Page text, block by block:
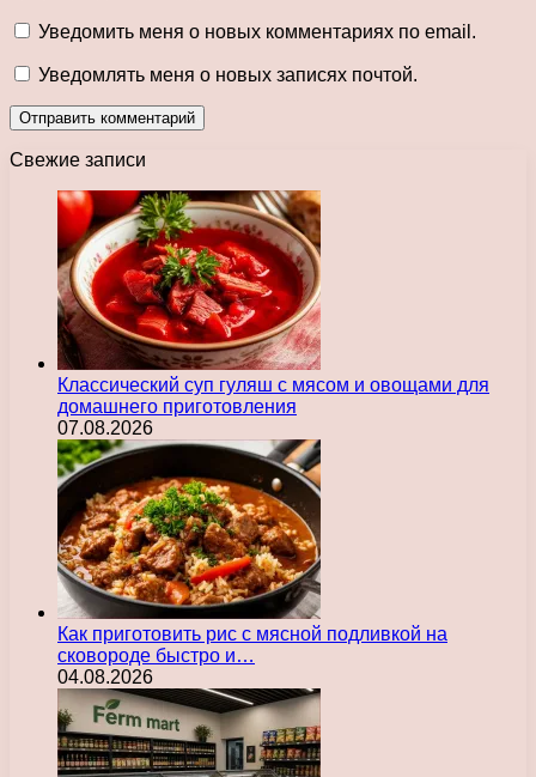
Уведомить меня о новых комментариях по email.
Уведомлять меня о новых записях почтой.
Свежие записи
Классический суп гуляш с мясом и овощами для
домашнего приготовления
07.08.2026
Как приготовить рис с мясной подливкой на
сковороде быстро и…
04.08.2026